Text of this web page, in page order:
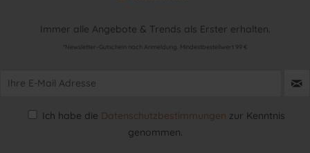
Immer alle Angebote & Trends als Erster erhalten.
*Newsletter-Gutschein nach Anmeldung. Mindestbestellwert 99 €
Ich habe die Datenschutzbestimmungen zur Kenntnis
genommen.